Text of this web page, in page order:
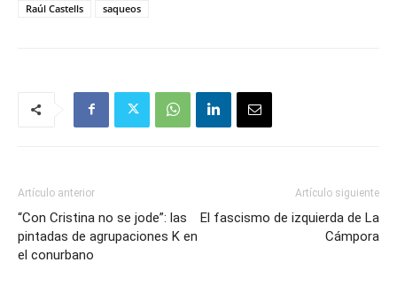
Raúl Castells
saqueos
Artículo anterior
“Con Cristina no se jode”: las
pintadas de agrupaciones K en
el conurbano
Artículo siguiente
El fascismo de izquierda de La
Cámpora